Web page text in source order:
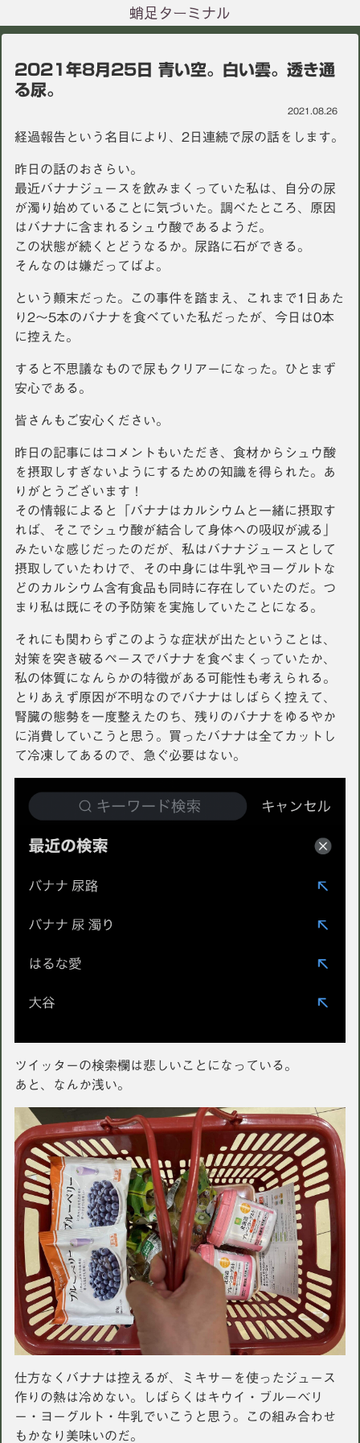
蛸足ターミナル
2021年8月25日 青い空。白い雲。透き通
る尿。
2021.08.26
経過報告という名目により、2日連続で尿の話をします。
昨日の話のおさらい。
最近バナナジュースを飲みまくっていた私は、自分の尿
が濁り始めていることに気づいた。調べたところ、原因
はバナナに含まれるシュウ酸であるようだ。
この状態が続くとどうなるか。尿路に石ができる。
そんなのは嫌だってばよ。
という顛末だった。この事件を踏まえ、これまで1日あた
り2〜5本のバナナを食べていた私だったが、今日は0本
に控えた。
すると不思議なもので尿もクリアーになった。ひとまず
安心である。
皆さんもご安心ください。
昨日の記事にはコメントもいただき、食材からシュウ酸
を摂取しすぎないようにするための知識を得られた。あ
りがとうございます！
その情報によると「バナナはカルシウムと一緒に摂取す
れば、そこでシュウ酸が結合して身体への吸収が減る」
みたいな感じだったのだが、私はバナナジュースとして
摂取していたわけで、その中身には牛乳やヨーグルトな
どのカルシウム含有食品も同時に存在していたのだ。つ
まり私は既にその予防策を実施していたことになる。
それにも関わらずこのような症状が出たということは、
対策を突き破るペースでバナナを食べまくっていたか、
私の体質になんらかの特徴がある可能性も考えられる。
とりあえず原因が不明なのでバナナはしばらく控えて、
腎臓の態勢を一度整えたのち、残りのバナナをゆるやか
に消費していこうと思う。買ったバナナは全てカットし
て冷凍してあるので、急ぐ必要はない。
ツイッターの検索欄は悲しいことになっている。
あと、なんか浅い。
仕方なくバナナは控えるが、ミキサーを使ったジュース
作りの熱は冷めない。しばらくはキウイ・ブルーベリ
ー・ヨーグルト・牛乳でいこうと思う。この組み合わせ
もかなり美味いのだ。